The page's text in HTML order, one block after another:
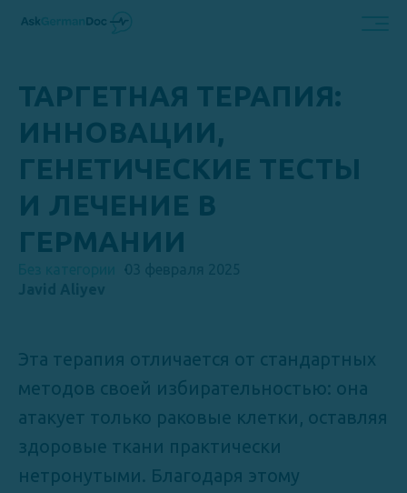
ТАРГЕТНАЯ ТЕРАПИЯ:
ИННОВАЦИИ,
ГЕНЕТИЧЕСКИЕ ТЕСТЫ
И ЛЕЧЕНИЕ В
ГЕРМАНИИ
03 февраля 2025
Эта терапия отличается от стандартных
методов своей избирательностью: она
атакует только раковые клетки, оставляя
здоровые ткани практически
нетронутыми. Благодаря этому